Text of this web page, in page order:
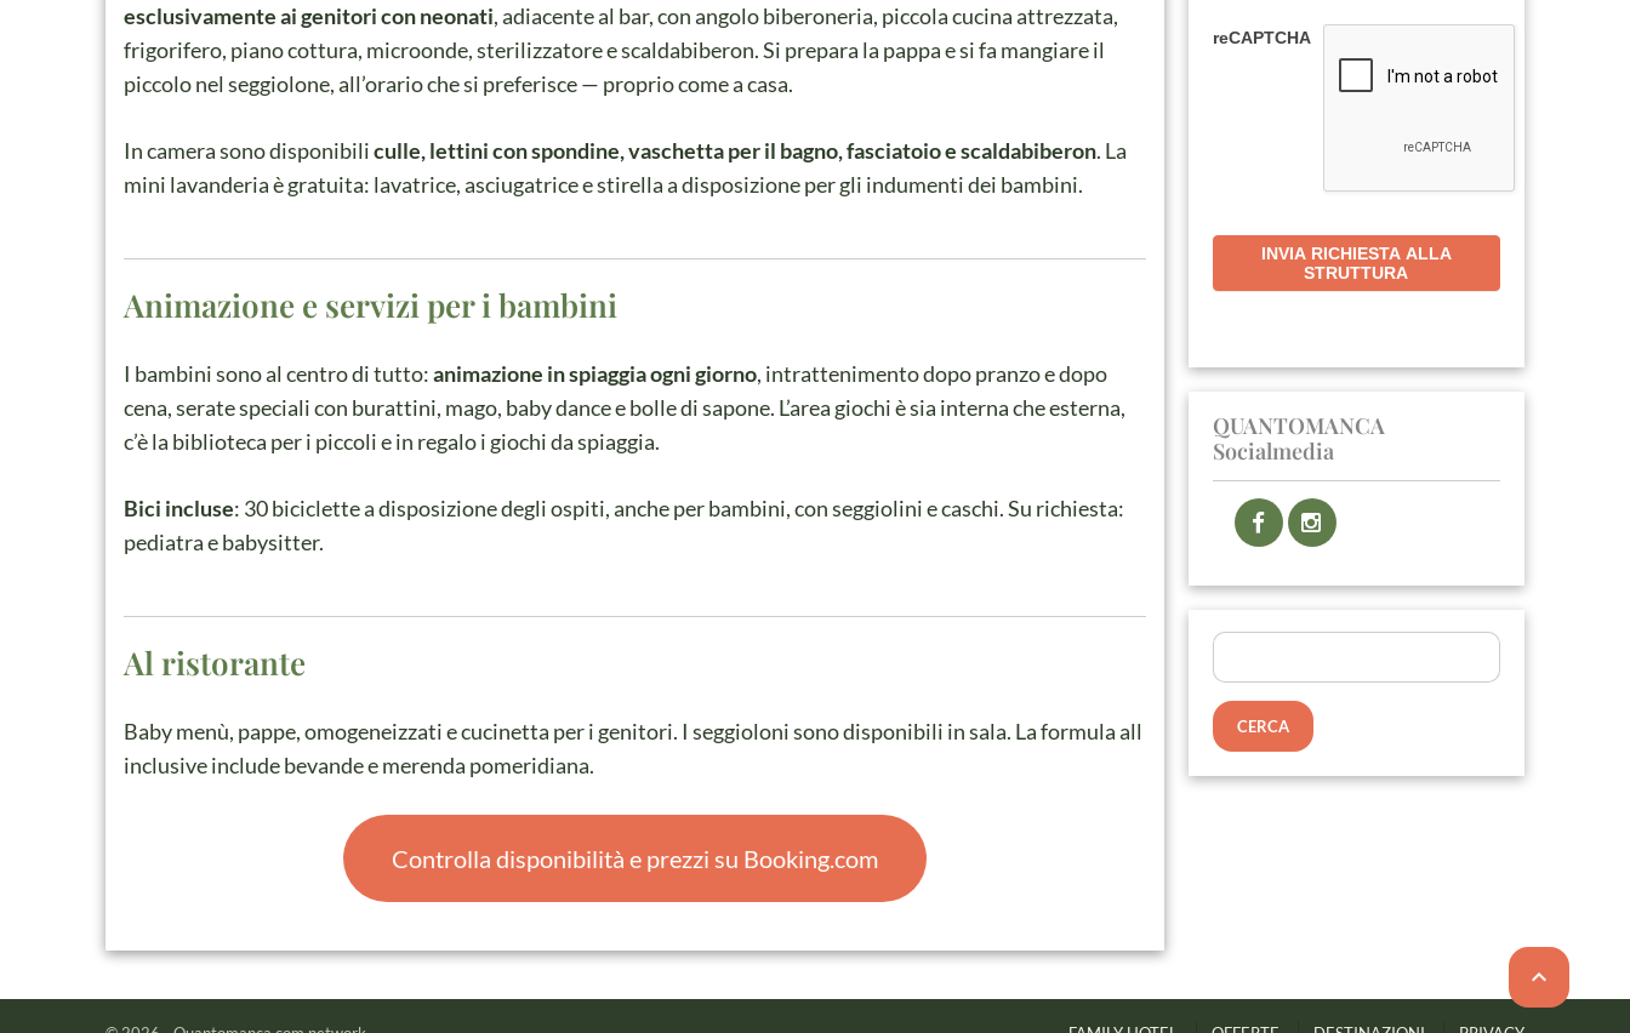
esclusivamente ai genitori con neonati, adiacente al bar, con angolo biberoneria, piccola cucina attrezzata,
frigorifero, piano cottura, microonde, sterilizzatore e scaldabiberon. Si prepara la pappa e si fa mangiare il
piccolo nel seggiolone, all’orario che si preferisce — proprio come a casa.
In camera sono disponibiliculle, lettini con spondine, vaschetta per il bagno, fasciatoio e scaldabiberon. La
mini lavanderia è gratuita: lavatrice, asciugatrice e stirella a disposizione per gli indumenti dei bambini.
Animazione e servizi per i bambini
I bambini sono al centro di tutto:animazione in spiaggia ogni giorno, intrattenimento dopo pranzo e dopo
cena, serate speciali con burattini, mago, baby dance e bolle di sapone. L’area giochi è sia interna che esterna,
c’è la biblioteca per i piccoli e in regalo i giochi da spiaggia.
Bici incluse: 30 biciclette a disposizione degli ospiti, anche per bambini, con seggiolini e caschi. Su richiesta:
pediatra e babysitter.
Al ristorante
Baby menù, pappe, omogeneizzati e cucinetta per i genitori. I seggioloni sono disponibili in sala. La formula all
inclusive include bevande e merenda pomeridiana.
Controlla disponibilità e prezzi su Booking.com
reCAPTCHA
INVIA RICHIESTA ALLA
STRUTTURA
QUANTOMANCA
Socialmedia
Ricerca
per:
